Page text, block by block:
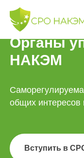
Органы
НАКЭМ
общих интересов
Вступить в